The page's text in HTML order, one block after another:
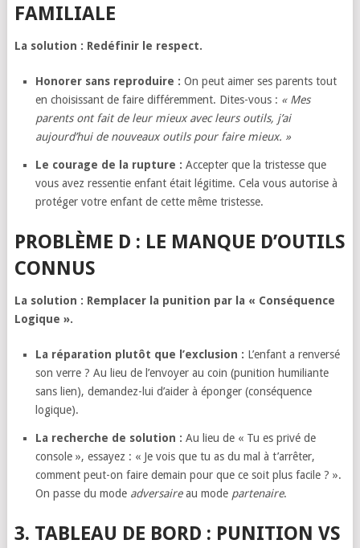
FAMILIALE
La solution : Redéfinir le respect.
Honorer sans reproduire : On peut aimer ses parents tout
en choisissant de faire différemment. Dites-vous : « Mes
parents ont fait de leur mieux avec leurs outils, j’ai
aujourd’hui de nouveaux outils pour faire mieux. »
Le courage de la rupture : Accepter que la tristesse que
vous avez ressentie enfant était légitime. Cela vous autorise à
protéger votre enfant de cette même tristesse.
PROBLÈME D : LE MANQUE D’OUTILS
CONNUS
La solution : Remplacer la punition par la « Conséquence
Logique ».
La réparation plutôt que l’exclusion : L’enfant a renversé
son verre ? Au lieu de l’envoyer au coin (punition humiliante
sans lien), demandez-lui d’aider à éponger (conséquence
logique).
La recherche de solution : Au lieu de « Tu es privé de
console », essayez : « Je vois que tu as du mal à t’arrêter,
comment peut-on faire demain pour que ce soit plus facile ? ».
On passe du mode adversaireau mode partenaire.
3. TABLEAU DE BORD : PUNITION VS